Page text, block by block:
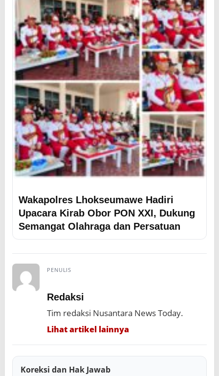
Wakapolres Lhokseumawe Hadiri
Upacara Kirab Obor PON XXI, Dukung
Semangat Olahraga dan Persatuan
PENULIS
Redaksi
Tim redaksi Nusantara News Today.
Lihat artikel lainnya
Koreksi dan Hak Jawab